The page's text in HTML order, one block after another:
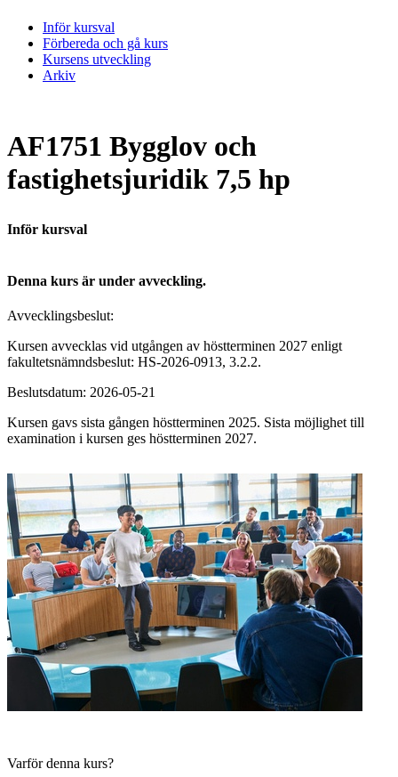
Inför kursval
Förbereda och gå kurs
Kursens utveckling
Arkiv
AF1751 Bygglov och
fastighetsjuridik 7,5 hp
Inför kursval
Denna kurs är under avveckling.
Avvecklingsbeslut:
Kursen avvecklas vid utgången av höstterminen 2027 enligt
fakultetsnämndsbeslut: HS-2026-0913, 3.2.2.
Beslutsdatum: 2026-05-21
Kursen gavs sista gången höstterminen 2025. Sista möjlighet till
examination i kursen ges höstterminen 2027.
Varför denna kurs?